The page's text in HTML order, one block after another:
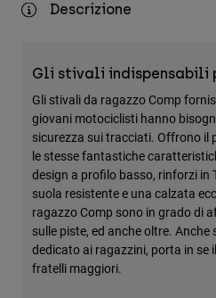
Descrizione
Gli stivali indispensabili
Gli stivali da ragazzo Comp
giovani motociclisti hanno
sicurezza sui tracciati. Offrono il
le stesse fantastiche
design a profilo basso, rinforzi in
suola resistente e una calzata
ragazzo Comp sono in grado di
sulle piste, ed anche oltre. Anche
dedicato ai ragazzini, porta in se
fratelli maggiori.